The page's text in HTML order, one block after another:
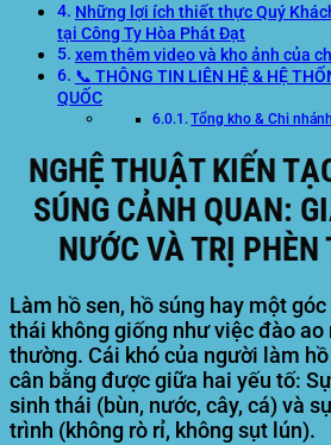
Những lợi ích thiết thực Quý
tại Công Ty Hòa Phát Đạt
xem thêm video và kho ảnh của
📞 THÔNG TIN LIÊN HỆ & HỆ
QUỐC
Tổng kho & Chi
NGHỆ THUẬT KIẾN
SÚNG CẢNH QUAN:
NƯỚC VÀ TRỊ PHÈN
Làm hồ sen, hồ súng hay một
thái không giống như việc đào
thường. Cái khó của người làm
cân bằng được giữa hai yếu tố:
sinh thái (bùn, nước, cây, cá)và
trình (không rò rỉ, không sụt lún).